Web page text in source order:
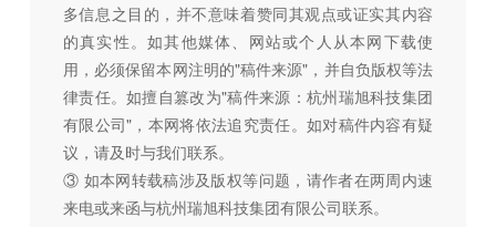
多信息之目的，并不意味着赞同其观点或证实其内容
的真实性。如其他媒体、网站或个人从本网下载使
用，必须保留本网注明的"稿件来源"，并自负版权等法
律责任。如擅自篡改为"稿件来源：杭州瑞旭科技集团
有限公司"，本网将依法追究责任。如对稿件内容有疑
议，请及时与我们联系。
③ 如本网转载稿涉及版权等问题，请作者在两周内速
来电或来函与杭州瑞旭科技集团有限公司联系。